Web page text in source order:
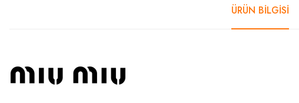
ÜRÜN BİLGİSİ